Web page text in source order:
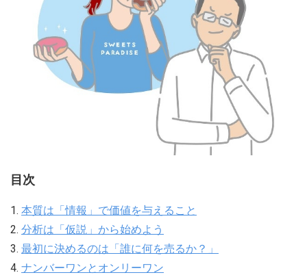
目次
1. 本質は「情報」で価値を与えること
2. 分析は「仮説」から始めよう
3. 最初に決めるのは「誰に何を売るか？」
4. ナンバーワンとオンリーワン